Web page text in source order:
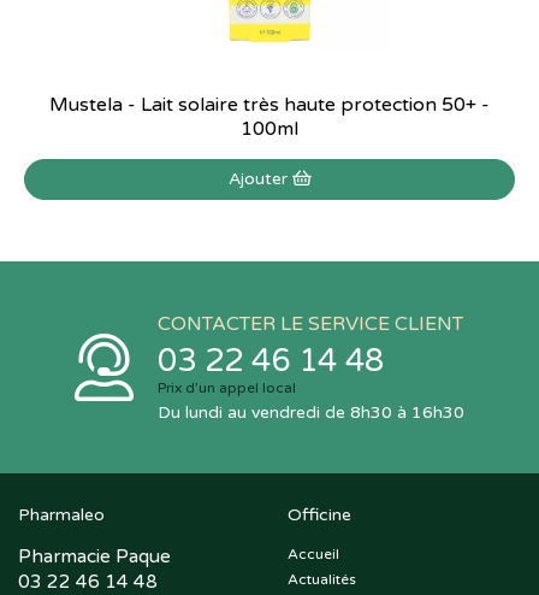
Mustela - Lait solaire très haute protection 50+ -
100ml
Ajouter
CONTACTER LE SERVICE CLIENT
03 22 46 14 48
Prix d’un appel local
Du lundi au vendredi de 8h30 à 16h30
Pharmaleo
Pharmacie Paque
03 22 46 14 48
Officine
Accueil
Actualités